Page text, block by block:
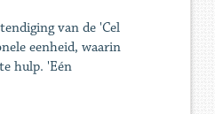
van de 'Cel
eenheid, waarin
hulp. 'Eén